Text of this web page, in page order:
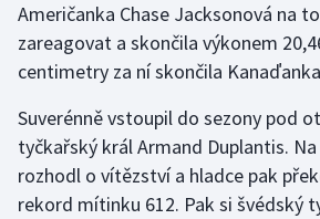
Judo
Krasobruslení
Lezení
Lyže a snowboard
Američanka Chase Jacksonová na
zareagovat a skončila výkonem
centimetry za ní skončila
Suverénně vstoupil do sezony pod
tyčkařský král Armand Duplantis.
rozhodl o vítězství a hladce pak
rekord mítinku 612. Pak si švédský